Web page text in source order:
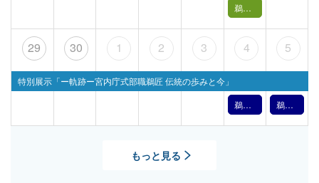
鵜飼バックヤードツアー【 6月27日(土) 】
29
特別展示「ー軌跡ー宮内庁式部職鵜匠 伝統の歩みと今」
30 1 2 3 4
鵜飼文化の紹介【7月4日】（2026年）
5
鵜飼文化の紹介【7月5日】（2026年）
もっと見る